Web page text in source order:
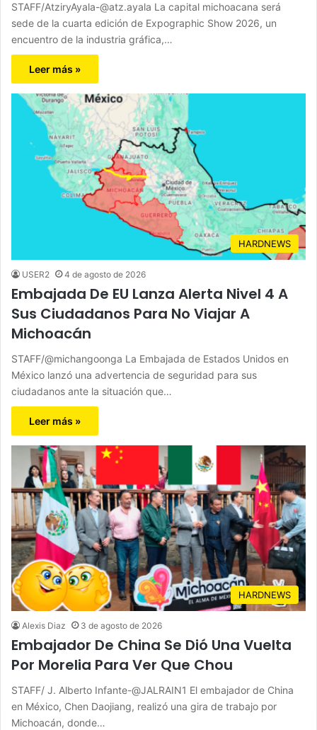
STAFF/AtziryAyala-@atz.ayala La capital michoacana será
sede de la cuarta edición de Expographic Show 2026, un
encuentro de la industria gráfica,…
Leer más »
HARDNEWS
USER2 4 de agosto de 2026
Embajada De EU Lanza Alerta Nivel 4 A
Sus Ciudadanos Para No Viajar A
Michoacán
STAFF/@michangoonga La Embajada de Estados Unidos en
México lanzó una advertencia de seguridad para sus
ciudadanos ante la situación que…
Leer más »
HARDNEWS
Alexis Diaz 3 de agosto de 2026
Embajador De China Se Dió Una Vuelta
Por Morelia Para Ver Que Chou
STAFF/ J. Alberto Infante-@JALRAIN1 El embajador de China
en México, Chen Daojiang, realizó una gira de trabajo por
Michoacán, donde…